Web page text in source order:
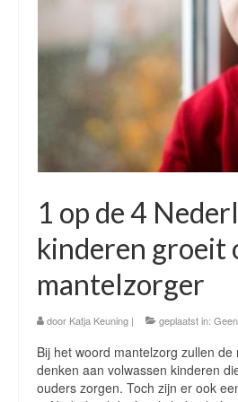
Werkgever – Coaching
Wat levert het u op en wat
Onafhankelijke
Projectontwikkeling zorg
Ouder van een zorgintensief
Over mij
Over mij
Contact
Chaam – Oosterhout
Uw Privacy is
1 op de 4
kinderen groeit
mantelzorger
door Katja Keuning | geplaatst in:
Bij het woord mantelzorg zullen de
denken aan volwassen kinderen
ouders zorgen. Toch zijn er ook